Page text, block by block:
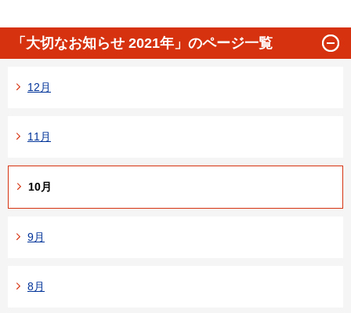
「大切なお知らせ 2021年」のページ一覧
12月
11月
10月
9月
8月